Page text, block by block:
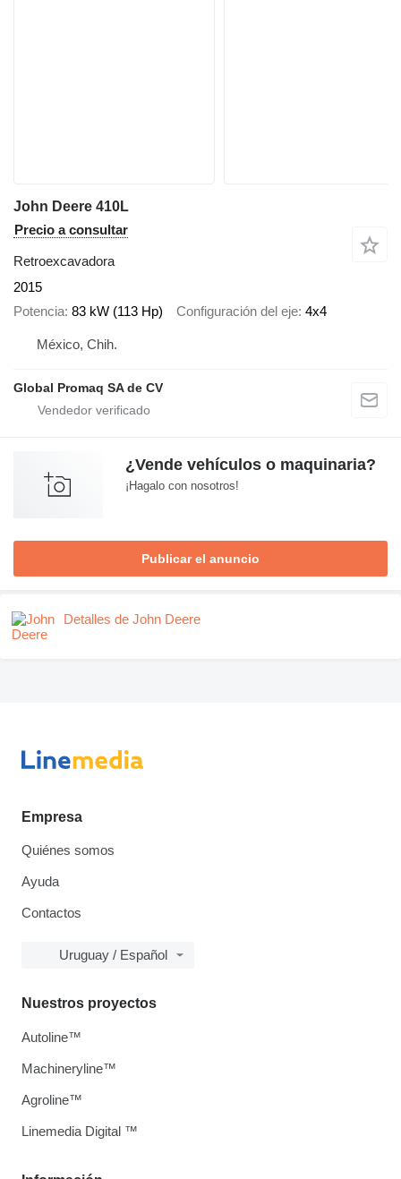
John Deere 410L
Precio a consultar
Retroexcavadora
2015
Potencia 83 kW (113 Hp) Configuración del eje 4x4
México, Chih.
Global Promaq SA de CV
¿Vende vehículos o maquinaria?
¡Hagalo con nosotros!
Publicar el anuncio
Detalles de John Deere
Empresa
Quiénes somos
Ayuda
Contactos
Uruguay / Español
Nuestros proyectos
Autoline™
Machineryline™
Agroline™
Linemedia Digital ™